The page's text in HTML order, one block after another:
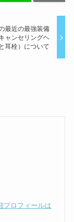
最近の最強装備
ャンセリングヘ
耳栓）について
プロフィールは